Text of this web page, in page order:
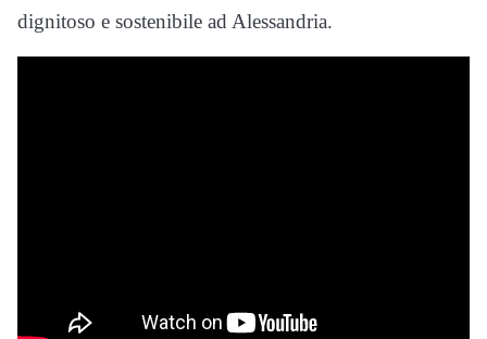
dignitoso e sostenibile ad Alessandria.